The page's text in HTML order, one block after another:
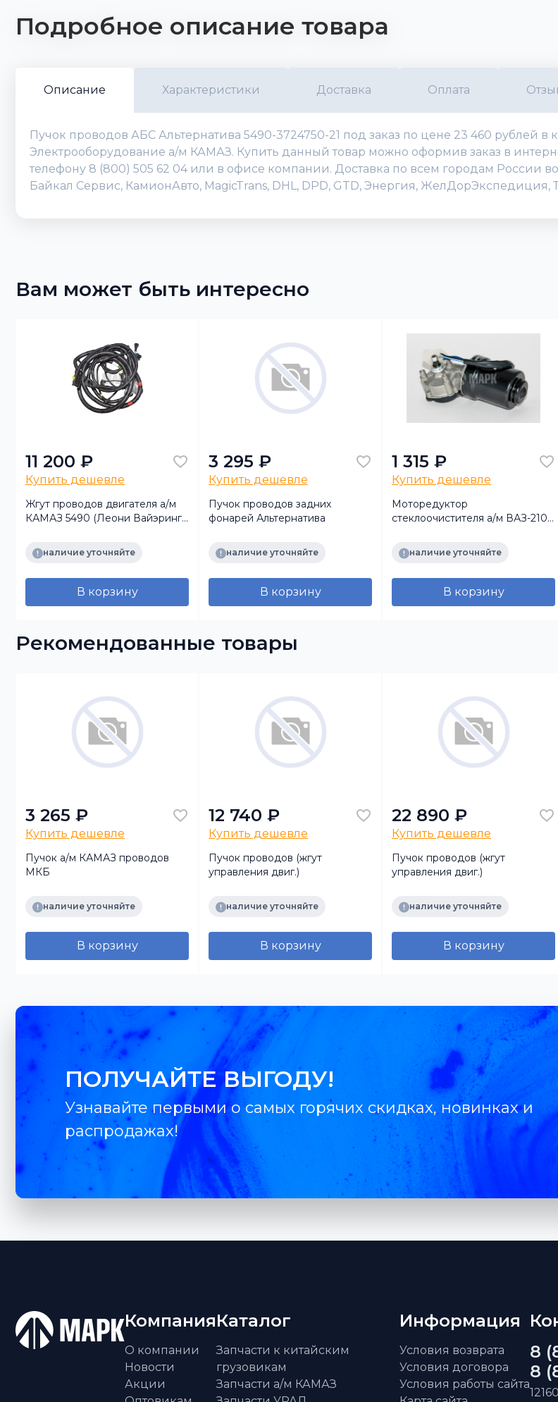
Подробное описание товара
Описание Характеристики Доставка Оплата
Пучок проводов АБС Альтернатива 5490-3724750-21 под заказ по цене 23 460 рублей
Электрооборудование а/м КАМАЗ. Купить данный товар можно оформив заказ в
телефону 8 (800) 505 62 04 или в офисе компании. Доставка по всем городам России
Байкал Сервис, КамионАвто, MagicTrans, DHL, DPD, GTD, Энергия, ЖелДорЭкспедиция,
Вам может быть интересно
11 200 ₽
Купить дешевле
Жгут проводов двигателя а/м
КАМАЗ 5490 (Леони Вайэринг
наличие уточняйте
В корзину
3 295 ₽
Купить дешевле
Пучок проводов задних
фонарей Альтернатива
наличие уточняйте
В корзину
1 315 ₽
Купить дешевле
Моторедуктор
стеклоочистителя а/м ВАЗ-2101
наличие уточняйте
В корзину
Рекомендованные товары
3 265 ₽
Купить дешевле
Пучок а/м КАМАЗ проводов
МКБ
наличие уточняйте
В корзину
12 740 ₽
Купить дешевле
Пучок проводов (жгут
управления двиг.)
наличие уточняйте
В корзину
22 890 ₽
Купить дешевле
Пучок проводов (жгут
управления двиг.)
наличие уточняйте
В корзину
ПОЛУЧАЙТЕ ВЫГОДУ!
Узнавайте первыми о самых горячих скидках, новинках и
распродажах!
Компания
О компании
Новости
Акции
Каталог
Запчасти к китайским
грузовикам
Запчасти а/м КАМАЗ
Информация
Условия возврата
Условия договора
Условия работы сайта
8
8